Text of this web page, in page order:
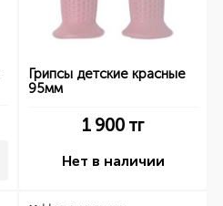
Грипсы детские красные
95мм
1 900 тг
Нет в наличии